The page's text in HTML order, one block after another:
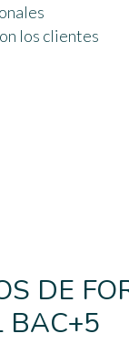
los clientes
DE
BAC+5